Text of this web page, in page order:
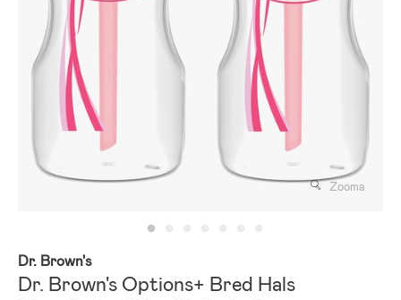
Zooma
Dr. Brown's
Dr. Brown's Options+ Bred Hals